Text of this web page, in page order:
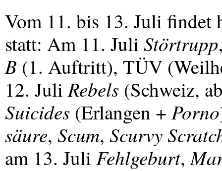
Vom 11. bis 13. Juli findet
statt: Am 11. Juli Störtrupp
B (1. Auftritt), TÜV
12. JuliRebels (Schweiz,
Suicides (Erlangen + Porno
säure, Scum, Scurvy
am 13. Juli Fehlgeburt,